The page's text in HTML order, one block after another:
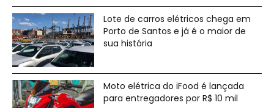
Lote de carros elétricos chega em
Porto de Santos e já é o maior de
sua história
Moto elétrica do iFood é lançada
para entregadores por R$ 10 mil